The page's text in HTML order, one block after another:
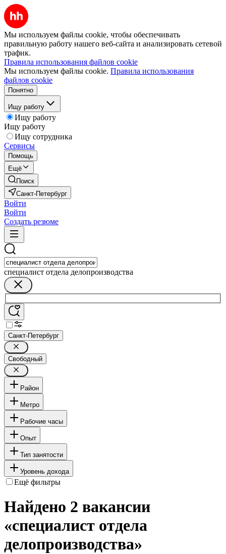
Мы используем файлы cookie, чтобы обеспечивать
правильную работу нашего веб-сайта и анализировать сетевой
трафик.
Правила использования файлов cookie
Мы используем файлы cookie. Правила использования
файлов cookie
Понятно
Ищу работу
Ищу работу
Ищу работу
Ищу сотрудника
Сервисы
Помощь
Ещё
Поиск
Санкт-Петербург
Войти
Войти
Создать резюме
специалист отдела делопроизводства
Санкт-Петербург
Свободный
Район
Метро
Рабочие часы
Опыт
Тип занятости
Уровень дохода
Ещё фильтры
Найдено 2 вакансии
«специалист отдела
делопроизводства»